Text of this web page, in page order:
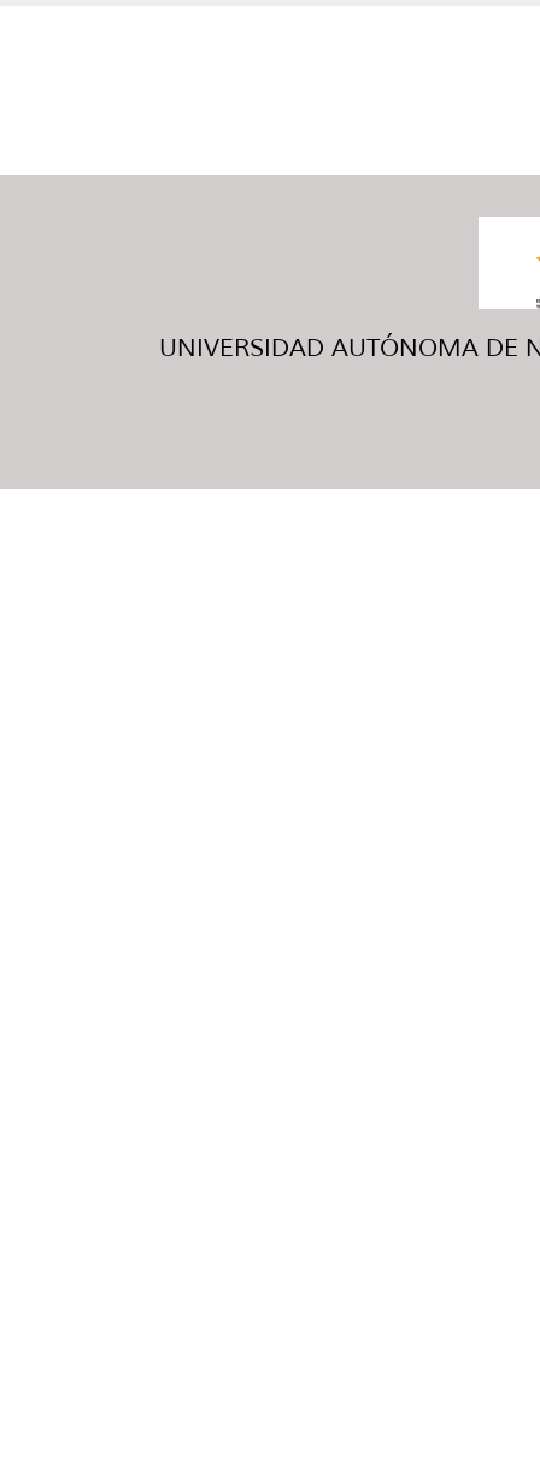
UNIVERSIDAD AUTÓNOMA DE